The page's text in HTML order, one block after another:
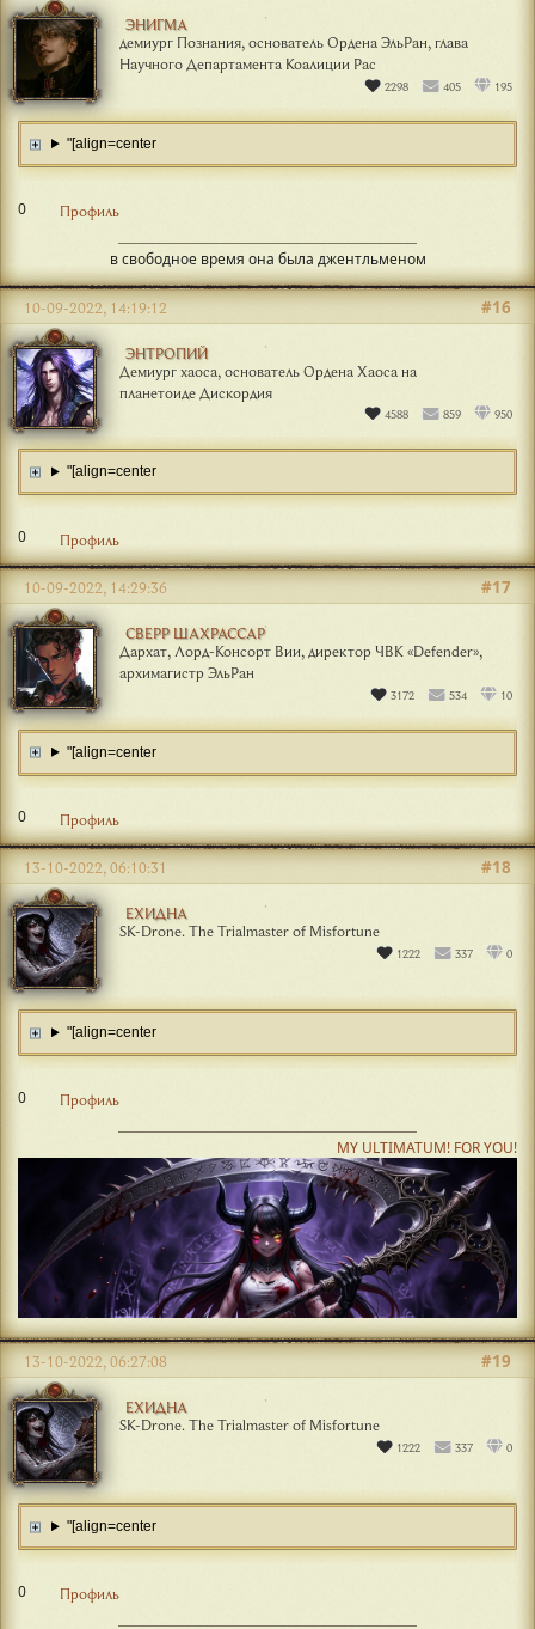
ЭНИГМА
демиург Познания, основатель Ордена ЭльРан, глава
Научного Департамента Коалиции Рас
2298 405 195
"[align=center
0 Профиль
в свободное время она была джентльменом
ЭНТРОПИЙ
Демиург хаоса, основатель Ордена Хаоса на
планетоиде Дискордия
4588 859 950
#16
10-09-2022, 14:19:12
"[align=center
0 Профиль
СВЕРР ШАХРАССАР
Дархат, Лорд-Консорт Вии, директор ЧВК «Defender»,
архимагистр ЭльРан
3172 534 10
#17
10-09-2022, 14:29:36
"[align=center
0 Профиль
ЕХИДНА
SK-Drone. The Trialmaster of Misfortune
1222 337 0
#18
13-10-2022, 06:10:31
"[align=center
0 Профиль
MY ULTIMATUM! FOR YOU!
ЕХИДНА
SK-Drone. The Trialmaster of Misfortune
1222 337 0
#19
13-10-2022, 06:27:08
"[align=center
0 Профиль